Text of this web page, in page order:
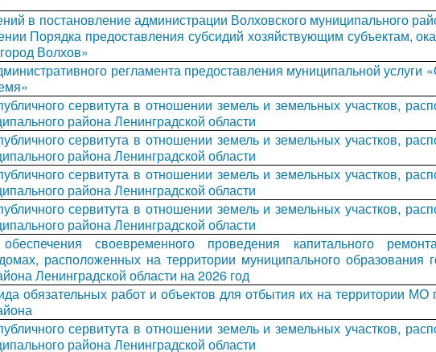
в постановление администрации Волховского муниципального
Порядка предоставления субсидий хозяйствующим субъектам,
Волхов»
регламента предоставления муниципальной услуги
сервитута в отношении земель и земельных участков,
района Ленинградской области
сервитута в отношении земель и земельных участков,
района Ленинградской области
сервитута в отношении земель и земельных участков,
района Ленинградской области
сервитута в отношении земель и земельных участков,
района Ленинградской области
своевременного проведения капитального
расположенных на территории муниципального образования
Ленинградской области на 2026 год
обязательных работ и объектов для отбытия их на территории МО
сервитута в отношении земель и земельных участков,
района Ленинградской области